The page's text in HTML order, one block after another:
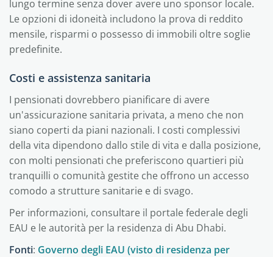
lungo termine senza dover avere uno sponsor locale.
Le opzioni di idoneità includono la prova di reddito
mensile, risparmi o possesso di immobili oltre soglie
predefinite.
Costi e assistenza sanitaria
I pensionati dovrebbero pianificare di avere
un'assicurazione sanitaria privata, a meno che non
siano coperti da piani nazionali. I costi complessivi
della vita dipendono dallo stile di vita e dalla posizione,
con molti pensionati che preferiscono quartieri più
tranquilli o comunità gestite che offrono un accesso
comodo a strutture sanitarie e di svago.
Per informazioni, consultare il portale federale degli
EAU e le autorità per la residenza di Abu Dhabi.
Fonti: Governo degli EAU (visto di residenza per